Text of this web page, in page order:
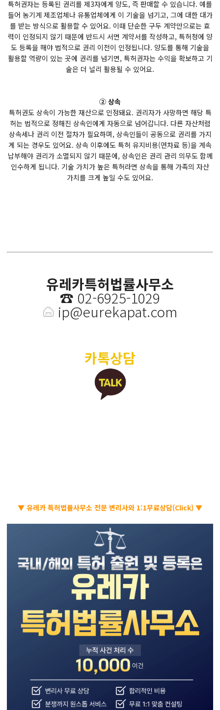
특허권자는 등록된 권리를 제3자에게 양도, 즉 판매할 수 있습니다. 예를
들어 농기계 제조업체나 유통업체에게 이 기술을 넘기고, 그에 대한 대가
를 받는 방식으로 활용할 수 있어요. 이때 단순한 구두 계약만으로는 효
력이 인정되지 않기 때문에 반드시 서면 계약서를 작성하고, 특허청에 양
도 등록을 해야 법적으로 권리 이전이 인정됩니다. 양도를 통해 기술을
활용할 역량이 있는 곳에 권리를 넘기면, 특허권자는 수익을 확보하고 기
술은 더 널리 활용될 수 있어요.
② 상속
특허권도 상속이 가능한 재산으로 인정돼요. 권리자가 사망하면 해당 특
허는 법적으로 정해진 상속인에게 자동으로 넘어갑니다. 다른 자산처럼
상속세나 권리 이전 절차가 필요하며, 상속인들이 공동으로 권리를 가지
게 되는 경우도 있어요. 상속 이후에도 특허 유지비용(연차료 등)을 계속
납부해야 권리가 소멸되지 않기 때문에, 상속인은 권리 관리 의무도 함께
인수하게 됩니다. 기술 가치가 높은 특허라면 상속을 통해 가족의 자산
가치를 크게 높일 수도 있어요.
유레카특허법률사무소
☎️ 02-6925-1029
ip@eurekapat.com
카톡상담
▼ 유레카 특허법률사무소 전문 변리사와 1:1무료상담(Click) ▼